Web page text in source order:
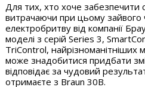
Для тих, хто хоче забезпечити
витрачаючи при цьому зайвого
електробритву від компанії
моделі з серій Series 3,
TriControl,
може знадобитися придбати
відповідає за чудовий
отримаєте з Braun 30B.